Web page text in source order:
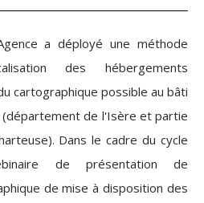
a déployé une méthode
des hébergements
cartographique possible au bâti
de l'Isère et partie
Dans le cadre du cycle
de présentation de
de mise à disposition des